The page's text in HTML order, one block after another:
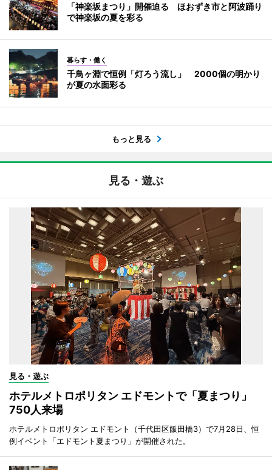
「神楽坂まつり」開催迫る ほおずき市と阿波踊り
で神楽坂の夏を彩る
暮らす・働く
千鳥ヶ淵で恒例「灯ろう流し」 2000個の明かり
が夏の水面彩る
もっと見る
見る・遊ぶ
見る・遊ぶ
ホテルメトロポリタン エドモントで「夏まつり」
750人来場
ホテルメトロポリタン エドモント（千代田区飯田橋3）で7月28日、恒
例イベント「エドモント夏まつり」が開催された。